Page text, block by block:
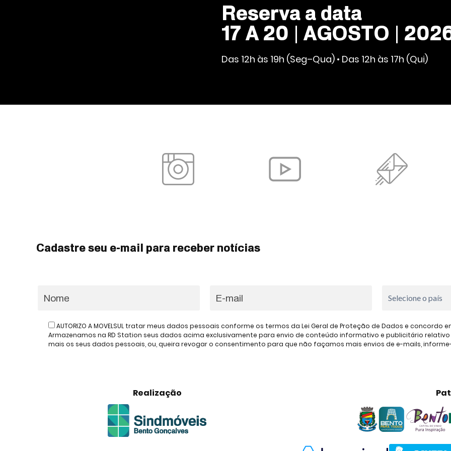
Reserva a data
17 A 20 | AGOSTO |
Das 12h às 19h (Seg–Qua) • Das 12h às 17h (Qui)
Cadastre seu e-mail para receber notícias
AUTORIZO A MOVELSUL tratar meus dados pessoais conforme os termos da Lei Geral de Proteção de Dados e
Armazenamos na RD Station seus dados acima exclusivamente para envio de conteúdo informativo e publicitário relativo à
mais os seus dados pessoais, ou, queira revogar o consentimento para que não façamos mais envios de e-mails,
Realização